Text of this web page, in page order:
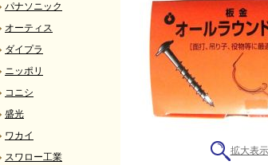
パナソニック
オーティス
ダイプラ
ニッポリ
コニシ
盛光
ワカイ
スワロー工業
拡大表示